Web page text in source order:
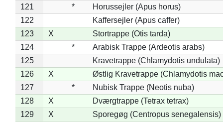
121
*
Horussejler (Apus horus)
122
Kaffersejler (Apus caffer)
123
X
Stortrappe (Otis tarda)
124
*
Arabisk Trappe (Ardeotis arabs)
125
Kravetrappe (Chlamydotis undulata)
126
X
Østlig Kravetrappe (Chlamydotis
127
*
Nubisk Trappe (Neotis nuba)
128
X
Dværgtrappe (Tetrax tetrax)
129
X
Sporegøg (Centropus senegalensis)